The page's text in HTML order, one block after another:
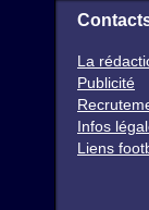
La
Publicité
Infos
Liens